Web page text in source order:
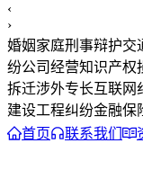
‹
›
婚姻家庭刑事辩护交
纷公司经营知识产权
拆迁涉外专长互联网
建设工程纠纷金融保
首页 联系我们